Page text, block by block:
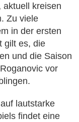
aktuell kreisen
Zu viele
in der ersten
gilt es, die
und die Saison
vor
lautstarke
findet eine